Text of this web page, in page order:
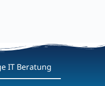
IT Beratung